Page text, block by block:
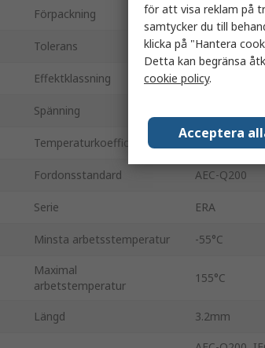
Förpackning Stansat
Tolerans ±0.1 %
Effektklassning 0.25W
Spänning
Temperaturkoefficient -25 ppm/°C,
Fordonsstandard AEC-Q200
Serie ERA
Minsta arbetsstemperatur -55°C
Maximal
arbetstemperatur
155°C
Längd 3.2mm
för att visa reklam på
samtycker du till
klicka på "Hantera
Detta kan begränsa
cookie policy.
Acceptera